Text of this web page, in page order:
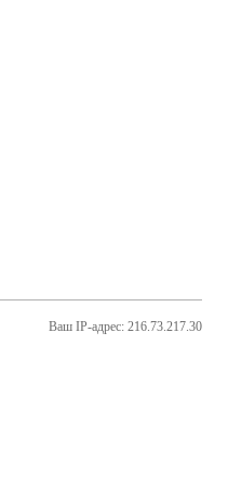
Ваш IP-адрес: 216.73.217.30